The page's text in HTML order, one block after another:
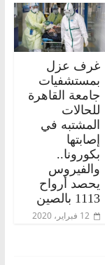
غرف عزل
بمستشفيات
جامعة القاهرة
للحالات
المشتبه في
إصابتها
بكورونا..
والفيروس
يحصد أرواح
1113 بالصين
12 فبراير، 2020